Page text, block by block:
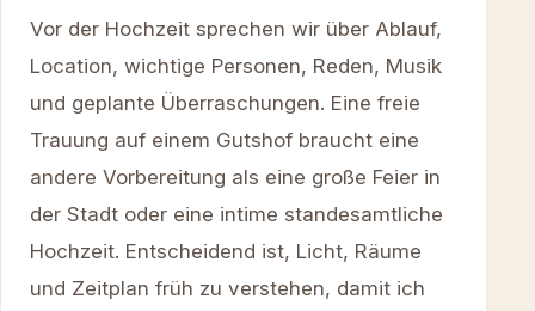
Vor der Hochzeit sprechen wir über Ablauf,
Location, wichtige Personen, Reden, Musik
und geplante Überraschungen. Eine freie
Trauung auf einem Gutshof braucht eine
andere Vorbereitung als eine große Feier in
der Stadt oder eine intime standesamtliche
Hochzeit. Entscheidend ist, Licht, Räume
und Zeitplan früh zu verstehen, damit ich